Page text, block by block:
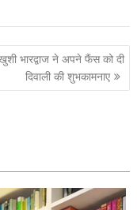
भारद्वाज ने अपने फैंस को दी
दिवाली की शुभकामनाए